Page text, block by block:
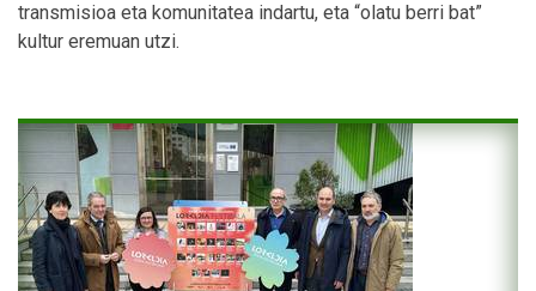
transmisioa eta komunitatea indartu, eta “olatu berri bat”
kultur eremuan utzi.